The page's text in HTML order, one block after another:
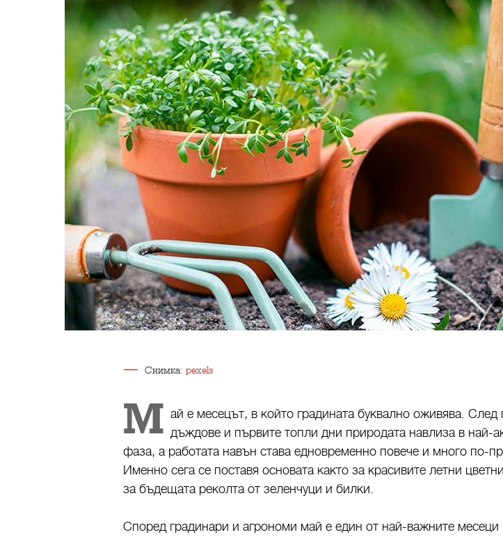
Снимка: pexels
М ай е месецът, в който градината буквално оживява. След
дъждове и първите топли дни природата навлиза в най-
фаза, а работата навън става едновременно повече и много по-
Именно сега се поставя основата както за красивите летни
за бъдещата реколта от зеленчуци и билки.
Според градинари и агрономи май е един от най-важните месеци